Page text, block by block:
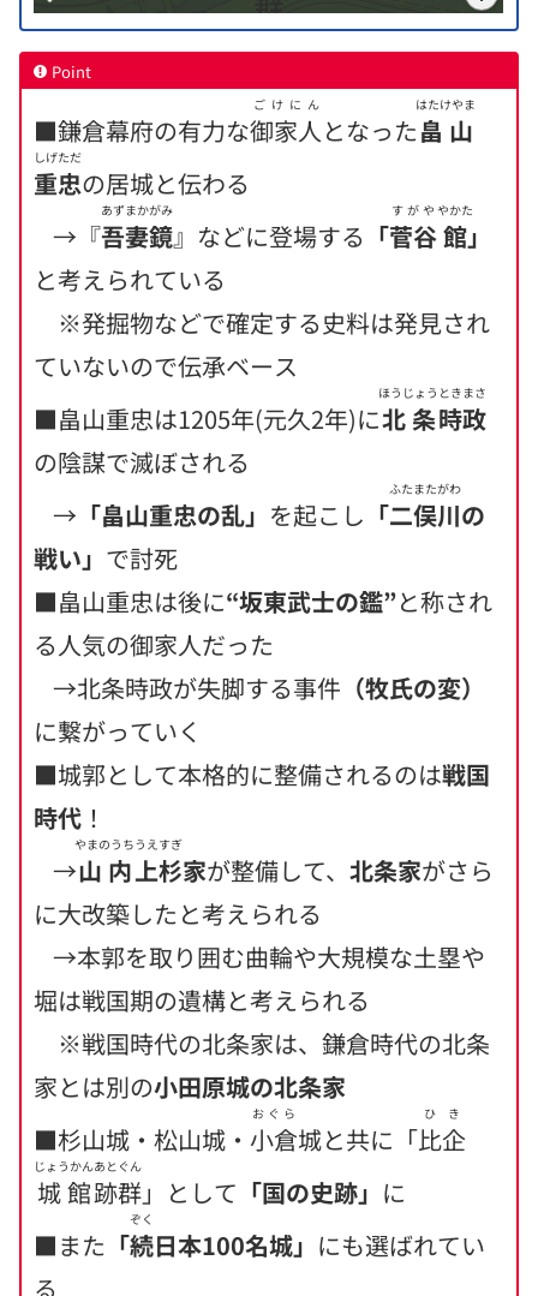
Point
■鎌倉幕府の有力な御家人
ごけにん
となった畠山
はたけやま
重忠
しげただ
の居城と伝わる
→『吾妻鏡
あずまかがみ
』などに登場する 「菅谷
すがや
館
やかた
」
と考えられている
※発掘物などで確定する史料は発見され
ていないので伝承ベース
■畠山重忠は1205年(元久2年)に北条
ほうじょう
時政
ときまさ
の陰謀で滅ぼされる
→ 「畠山重忠の乱」 を起こし 「二俣川
ふたまたがわ
の
戦い」 で討死
■畠山重忠は後に“坂東武士の鑑”と称され
る人気の御家人だった
→北条時政が失脚する事件 （牧氏の変）
に繋がっていく
■城郭として本格的に整備されるのは戦国
時代 ！
→山内
やまのうち
上杉
うえすぎ
家が整備して、北条家がさら
に大改築したと考えられる
→本郭を取り囲む曲輪や大規模な土塁や
堀は戦国期の遺構と考えられる
※戦国時代の北条家は、鎌倉時代の北条
家とは別の小田原城の北条家
■杉山城・松山城・小倉
おぐら
城と共に「比企
ひき
城館
じょうかん
跡群
あとぐん
」として 「国の史跡」 に
■また 「続
ぞく
日本100名城」 にも選ばれてい
る